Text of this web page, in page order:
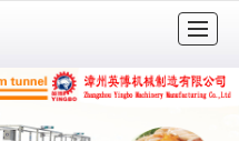
很遗憾，因您的浏览器版本过低导致无法获得最佳浏览体验，推荐下载安装谷歌浏览器！
产品展示
视频资料